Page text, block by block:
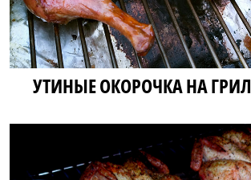
УТИНЫЕ ОКОРОЧКА НА